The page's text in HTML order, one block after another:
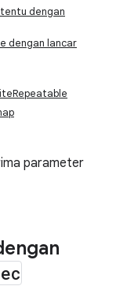
dengan
dengan lancar
parameter